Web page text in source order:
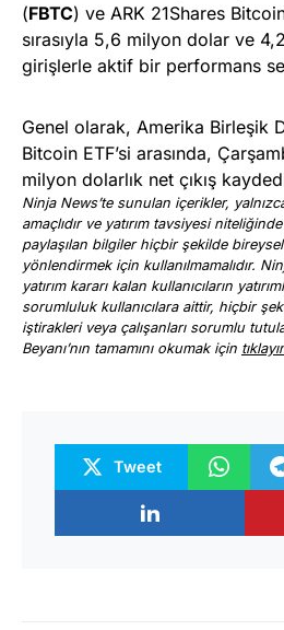
(FBTC) ve ARK 21Shares
sırasıyla 5,6 milyon dolar ve
girişlerle aktif bir performans
Genel olarak, Amerika Birleşik
Bitcoin ETF’si arasında,
milyon dolarlık net çıkış
Ninja News’te sunulan içerikler,
amaçlıdır ve yatırım tavsiyesi
paylaşılan bilgiler hiçbir şekilde bireysel
yönlendirmek için kullanılmamalıdır.
yatırım kararı kalan kullanıcıların
sorumluluk kullanıcılara aittir, hiçbir
iştirakleri veya çalışanları sorumlu
Beyanı’nın tamamını okumak için
Tweet